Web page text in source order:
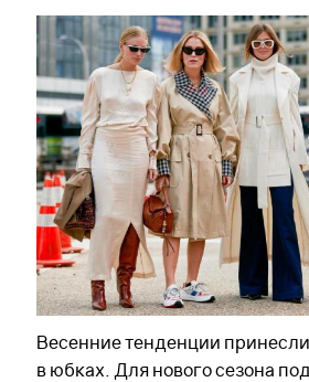
Весенние тенденции
в юбках. Для нового сезона